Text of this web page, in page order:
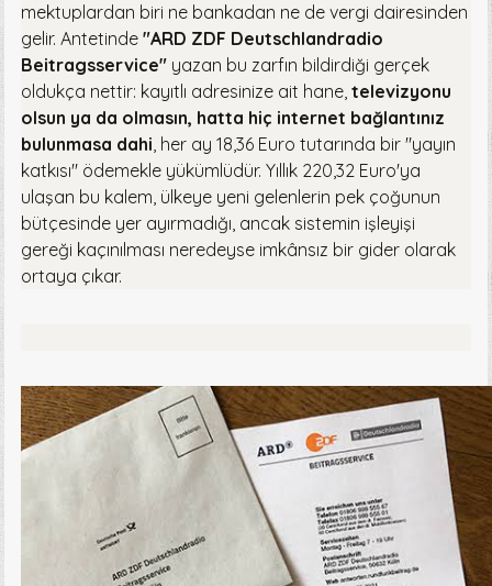
mektuplardan biri ne bankadan ne de vergi dairesinden
gelir. Antetinde"ARD ZDF Deutschlandradio
Beitragsservice" yazan bu zarfın bildirdiği gerçek
oldukça nettir: kayıtlı adresinize ait hane,televizyonu
olsun ya da olmasın, hatta hiç internet bağlantınız
bulunmasa dahi, her ay 18,36 Euro tutarında bir "yayın
katkısı" ödemekle yükümlüdür. Yıllık 220,32 Euro'ya
ulaşan bu kalem, ülkeye yeni gelenlerin pek çoğunun
bütçesinde yer ayırmadığı, ancak sistemin işleyişi
gereği kaçınılması neredeyse imkânsız bir gider olarak
ortaya çıkar.